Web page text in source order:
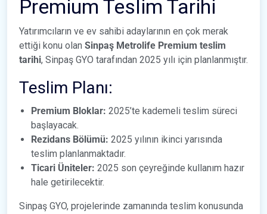
Premium Teslim Tarihi
Yatırımcıların ve ev sahibi adaylarının en çok merak
ettiği konu olan Sinpaş Metrolife Premium teslim
tarihi, Sinpaş GYO tarafından 2025 yılı için planlanmıştır.
Teslim Planı:
Premium Bloklar: 2025’te kademeli teslim süreci
başlayacak.
Rezidans Bölümü: 2025 yılının ikinci yarısında
teslim planlanmaktadır.
Ticari Üniteler: 2025 son çeyreğinde kullanım hazır
hale getirilecektir.
Sinpaş GYO, projelerinde zamanında teslim konusunda